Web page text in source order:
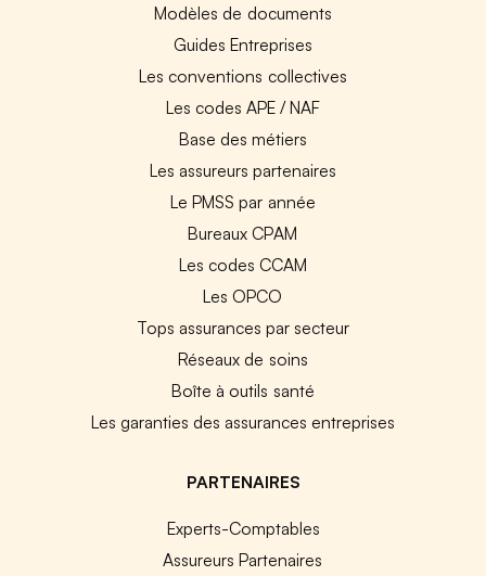
Modèles de documents
Guides Entreprises
Les conventions collectives
Les codes APE / NAF
Base des métiers
Les assureurs partenaires
Le PMSS par année
Bureaux CPAM
Les codes CCAM
Les OPCO
Tops assurances par secteur
Réseaux de soins
Boîte à outils santé
Les garanties des assurances entreprises
PARTENAIRES
Experts-Comptables
Assureurs Partenaires